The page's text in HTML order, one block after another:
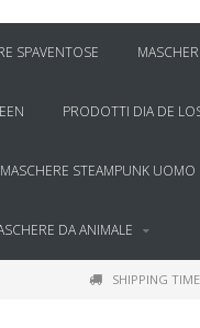
SPAVENTOSE
PRODOTTI DIA DE
MASCHERE STEAMPUNK
DA ANIMALE
SHIPPING